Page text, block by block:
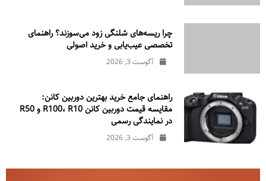
چرا ریسه‌های شلنگی زود می‌سوزند؟ راهنمای
تخصصی عیب‌یابی و خرید اصولی
آگوست 3, 2026
راهنمای جامع خرید بهترین دوربین کانن:
مقایسه قیمت دوربین کانن R100، R10 و R50
در نمایندگی رسمی
آگوست 3, 2026